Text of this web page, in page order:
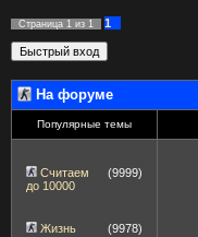
Страница 1 из 1
1
На форуме
Популярные темы
Считаем
до 10000
(9999)
Жизнь
(9978)